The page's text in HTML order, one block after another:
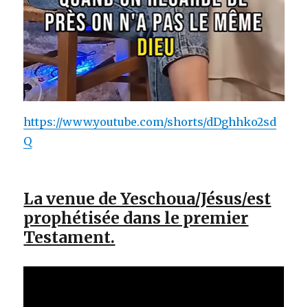
https://www.youtube.com/shorts/dDghhko2sd
Q
La venue de Yeschoua/Jésus/est
prophétisée dans le premier
Testament.